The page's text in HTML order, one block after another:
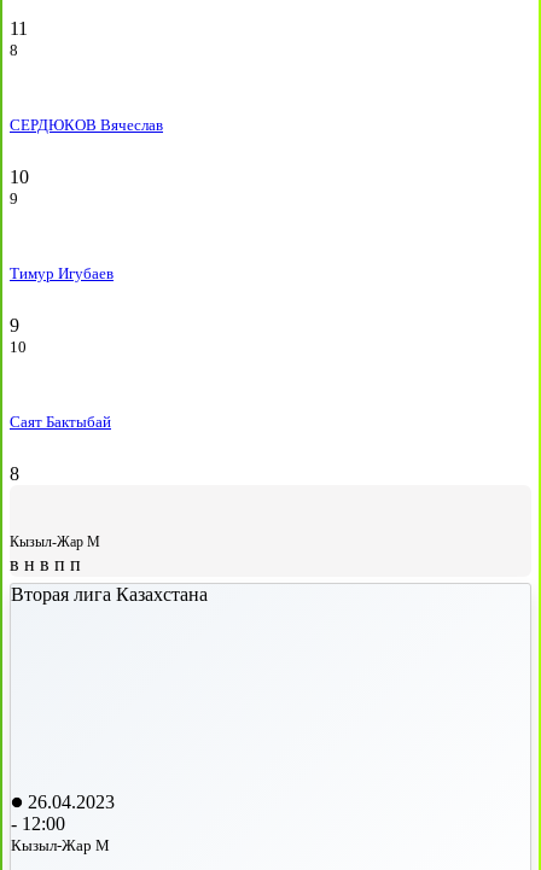
11
8
СЕРДЮКОВ Вячеслав
10
9
Тимур Игубаев
9
10
Саят Бактыбай
8
Кызыл-Жар М
в н в п п
Вторая лига Казахстана
26.04.2023
- 12:00
Кызыл-Жар М